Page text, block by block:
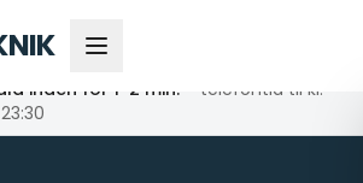
inden for 1-2 min. – telefontid til kl.